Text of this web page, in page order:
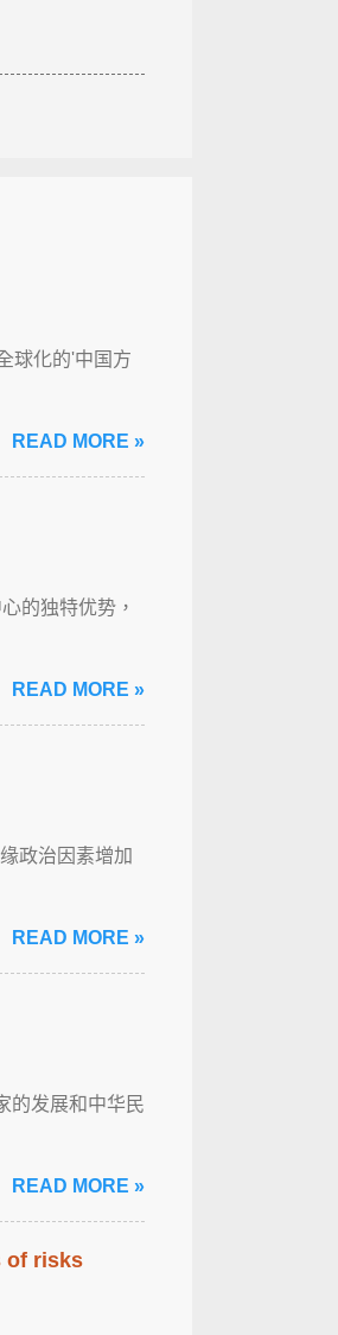
球化的'中国方
READ MORE »
的独特优势，
READ MORE »
政治因素增加
READ MORE »
的发展和中华民
READ MORE »
of risks